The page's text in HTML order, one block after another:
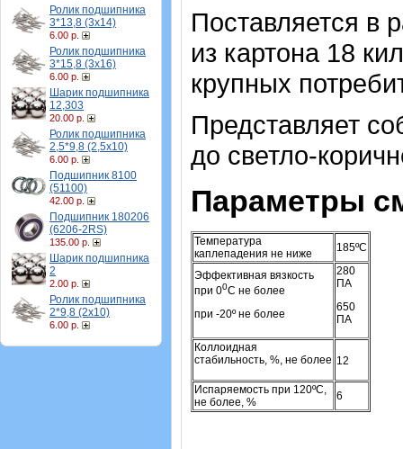
Ролик подшипника
3*13,8 (3х14)
6.00 р.
Ролик подшипника
3*15,8 (3х16)
6.00 р.
Шарик подшипника
12,303
20.00 р.
Ролик подшипника
2,5*9,8 (2,5х10)
6.00 р.
Подшипник 8100
(51100)
42.00 р.
Подшипник 180206
(6206-2RS)
135.00 р.
Шарик подшипника
2
2.00 р.
Ролик подшипника
2*9,8 (2х10)
6.00 р.
Поставляется в
из картона 18
крупных
Представляет
до светло-
Параметры
Температура
каплепадения не ниже
185ºС
Эффективная вязкость
при 00С не более
при -20º не более
280
ПА
650
ПА
Коллоидная
стабильность, %, не более 12
Испаряемость при 120ºС,
не более, %
6